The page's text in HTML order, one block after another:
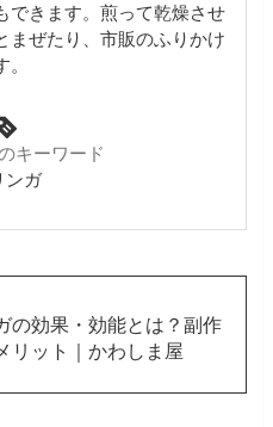
できます。煎って乾燥させ
まぜたり、市販のふりかけ
キーワード
ンガ
の効果・効能とは？副作
リット｜かわしま屋